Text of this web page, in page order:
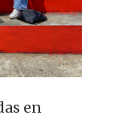
en